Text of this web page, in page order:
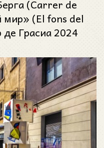
(Carrer de
(El fons del
Грасиа 2024